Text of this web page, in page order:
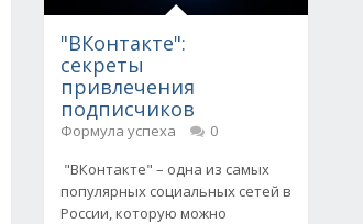
"ВКонтакте":
секреты
привлечения
подписчиков
Формула успеха
0
"ВКонтакте" – одна из самых
популярных социальных сетей в
России, которую можно